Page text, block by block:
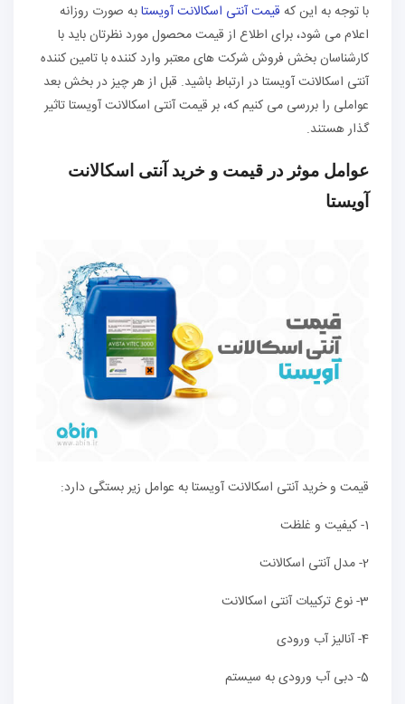
با توجه به این که قیمت آنتی اسکالانت آویستابه صورت روزانه
اعلام می شود، برای اطلاع از قیمت محصول مورد نظرتان باید با
کارشناسان بخش فروش شرکت های معتبر وارد کننده با تامین کننده
آنتی اسکالانت آویستا در ارتباط باشید. قبل از هر چیز در بخش بعد
عواملی را بررسی می کنیم که، بر قیمت آنتی اسکالانت آویستا تاثیر
گذار هستند.
عوامل موثر در قیمت و خرید آنتی اسکالانت
آویستا
قیمت و خرید آنتی اسکالانت آویستا به عوامل زیر بستگی دارد:
1- کیفیت و غلظت
2- مدل آنتی اسکالانت
3- نوع ترکیبات آنتی اسکالانت
4- آنالیز آب ورودی
5- دبی آب ورودی به سیستم